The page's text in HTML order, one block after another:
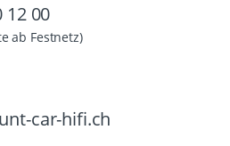
12 00
ab Festnetz)
car-hifi.ch